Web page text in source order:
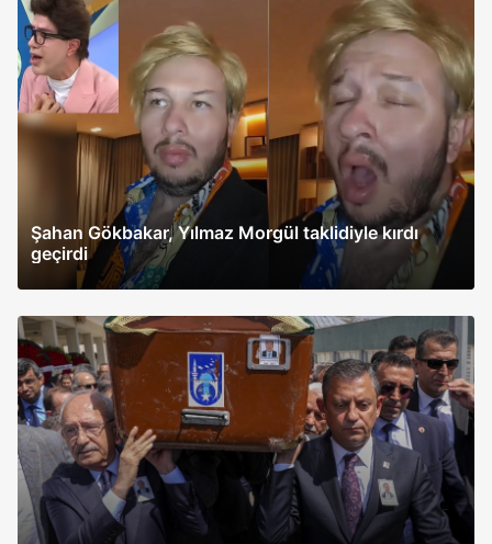
Şahan Gökbakar, Yılmaz Morgül taklidiyle kırdı
geçirdi